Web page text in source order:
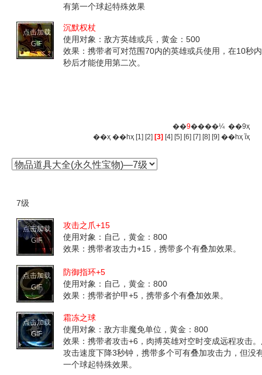
有第一个球起特殊效果
点击加载
GIF
沉默权杖
使用对象：敌方英雄或兵，黄金：500
效果：携带者可对范围70内的英雄或兵使用，在10秒
秒后才能使用第二次。
��9����¼ ��9ҳ
��ҳ ��һҳ [1] [2] [3] [4] [5] [6] [7] [8] [9] ��һҳ ĩҳ
7级
点击加载
GIF
攻击之爪+15
使用对象：自己，黄金：800
效果：携带者攻击力+15，携带多个有叠加效果。
点击加载
GIF
防御指环+5
使用对象：自己，黄金：800
效果：携带者护甲+5，携带多个有叠加效果。
点击加载
GIF
霜冻之球
使用对象：敌方非魔免单位，黄金：800
效果：携带者攻击+6，肉搏英雄对空时变成远程攻击
攻击速度下降3秒钟，携带多个可有叠加攻击力，但没
一个球起特殊效果。